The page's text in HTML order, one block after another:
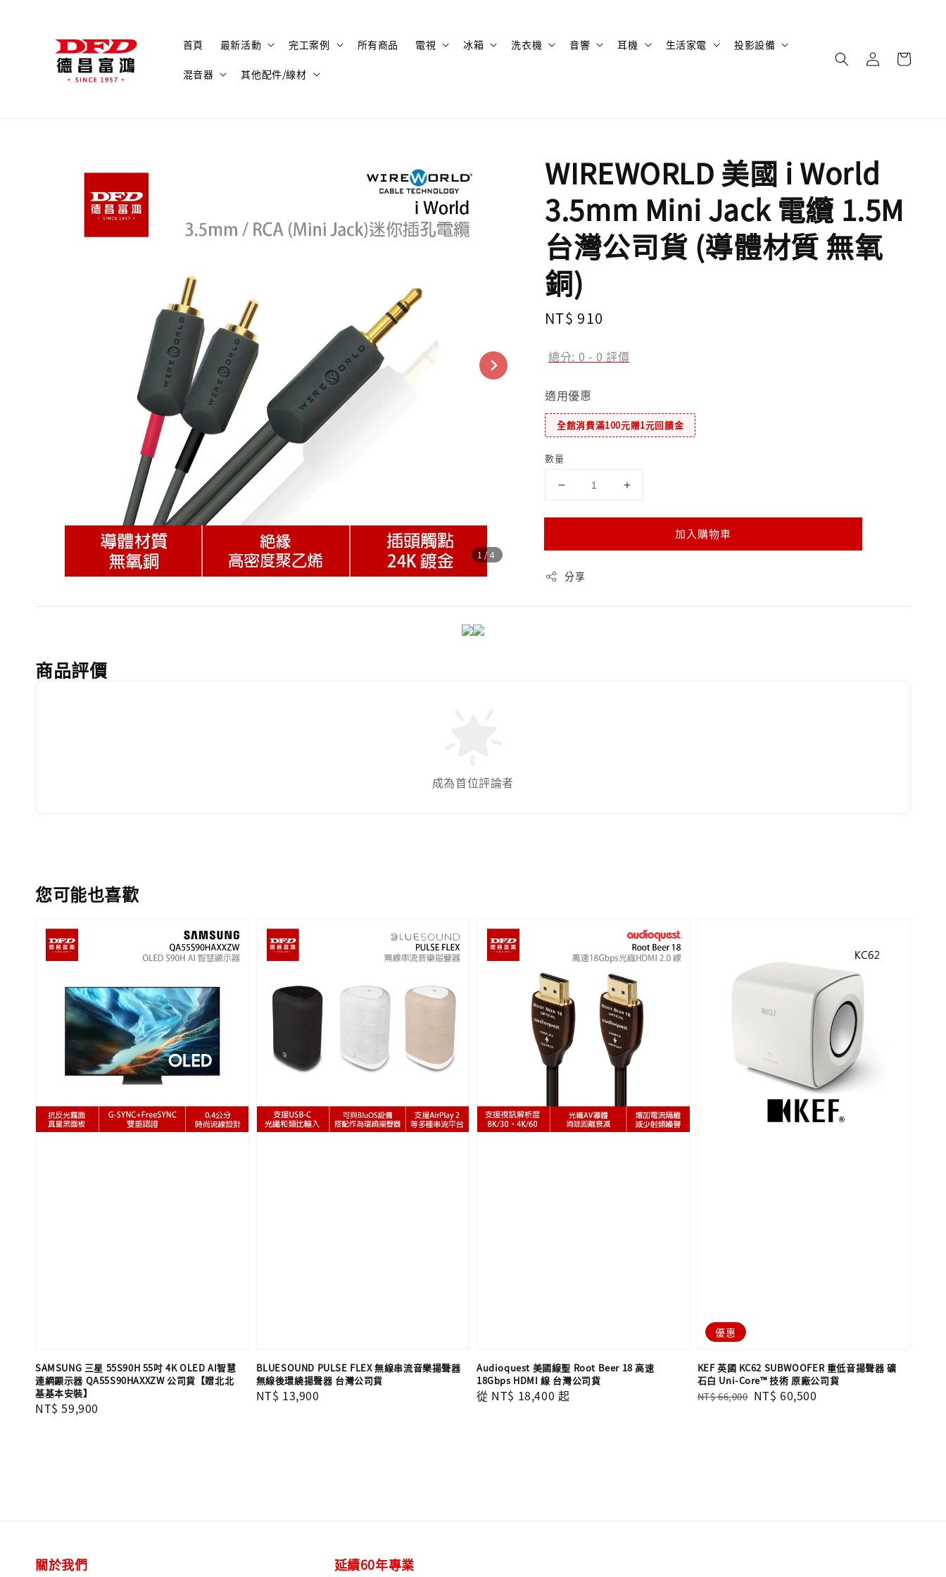
首頁 最新活動 完工案例 所有商品 電視 冰箱 洗衣機 音響 耳機 生活家電 投影設備
混音器 其他配件/線材
1 /4
WIREWORLD 美國 i World
3.5mm Mini Jack 電纜 1.5M
台灣公司貨 (導體材質 無氧
銅)
Regular
NT$ 910
總分: 0 - 0 評價
適用優惠
全館消費滿100元贈1元回饋金
數量
加入購物車
分享
商品評價
成為首位評論者
您可能也喜歡
SAMSUNG 三星 55S90H 55吋 4K OLED AI智慧
連網顯示器 QA55S90HAXXZW 公司貨【贈北北
基基本安裝】
Regular
NT$ 59,900
BLUESOUND PULSE FLEX 無線串流音樂揚聲器
無線後環繞揚聲器 台灣公司貨
Regular
NT$ 13,900
Audioquest 美國線聖 Root Beer 18 高速
18Gbps HDMI 線 台灣公司貨
Regular
從 NT$ 18,400 起
優惠
KEF 英國 KC62 SUBWOOFER 重低音揚聲器 礦
石白 Uni-Core™ 技術 原廠公司貨
Regular
NT$ 66,000 Sale
NT$ 60,500
關於我們 延續60年專業